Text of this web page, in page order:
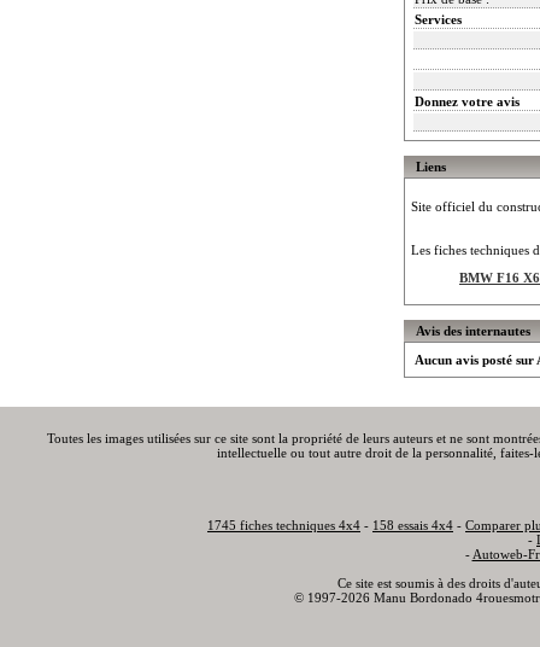
Services
Donnez votre avis
Liens
Site officiel du
Les fiches techniques
BMW F16
Avis des internautes
Aucun avis posté
Toutes les images utilisées sur ce site sont la propriété de leurs auteurs et ne sont
intellectuelle ou tout autre droit de la personnalité,
1745 fiches techniques 4x4 - 158 essais 4x4 - Comparer
-
- Autoweb-
Ce site est soumis à des droits
© 1997-2026 Manu Bordonado